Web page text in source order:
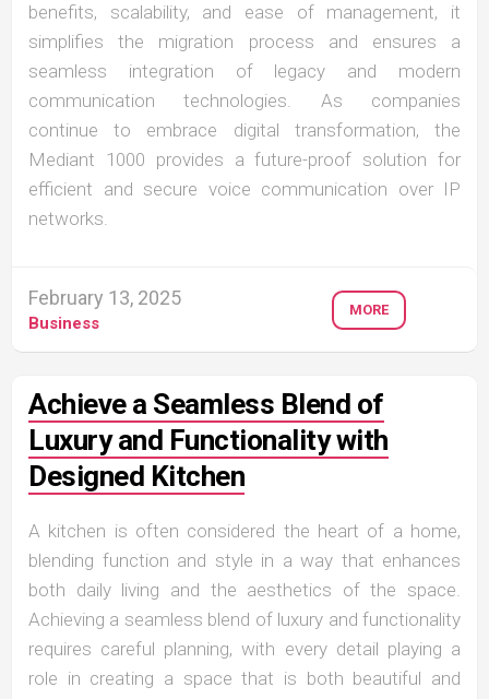
benefits, scalability, and ease of management, it
simplifies the migration process and ensures a
seamless integration of legacy and modern
communication technologies. As companies
continue to embrace digital transformation, the
Mediant 1000 provides a future-proof solution for
efficient and secure voice communication over IP
networks.
February 13, 2025
Business
MORE
Achieve a Seamless Blend of
Luxury and Functionality with
Designed Kitchen
A kitchen is often considered the heart of a home,
blending function and style in a way that enhances
both daily living and the aesthetics of the space.
Achieving a seamless blend of luxury and functionality
requires careful planning, with every detail playing a
role in creating a space that is both beautiful and